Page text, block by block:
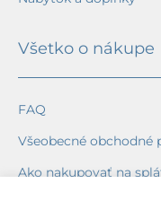
Všetko o nákupe
FAQ
Všeobecné obchodné
Ako nakupovať na